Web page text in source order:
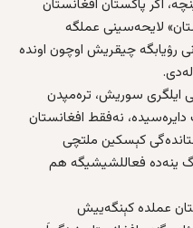
اگر پاکستان افغانستان
لایحه‌سینی عملگه
رۉیابگه چیقریش اوچون اونده
ایلگری سوریش، تره‌مپدن
نه‌فقط افغانستان
کېسکین ملتچی
ینه‌ده فعاللشیشیگه هم
عملده کېنگه‌ییش